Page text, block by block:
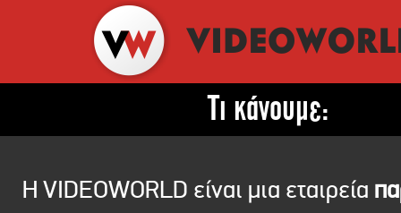
Τι κάνουμε:
Η VIDEOWORLD είναι μια εταιρεία